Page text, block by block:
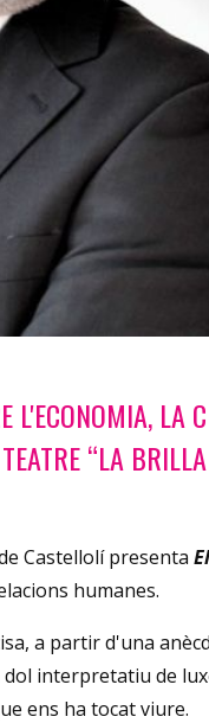
LA
“LA
Castellolí presenta
humanes.
a partir d'una
interpretatiu de
ens ha tocat viure.